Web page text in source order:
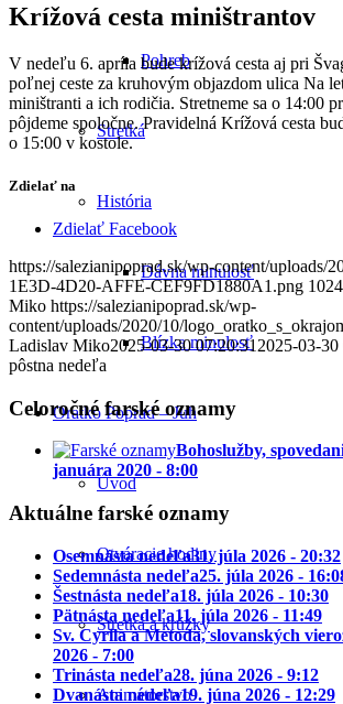
Pohreb
Stretká
História
Dávna minulosť
Blízka minulosť
Oratko Poprad – Juh
Úvod
Otváracie hodiny
Stretká a krúžky
Animátorstvo
Krížová cesta miništrantov
V nedeľu 6. apríla bude krížová cesta aj pri
poľnej ceste za kruhovým objazdom ulica Na
miništranti a ich rodičia. Stretneme sa o 14:00
pôjdeme spoločne. Pravidelná Krížová cesta
o 15:00 v kostole.
Zdielať na
Zdielať Facebook
https://salezianipoprad.sk/wp-content/uploads/
1E3D-4D20-AFFE-CEF9FD1880A1.png 1024
Miko https://salezianipoprad.sk/wp-
content/uploads/2020/10/
Ladislav Miko2025-03-30 07:20:31 2025-03-
pôstna nedeľa
Celoročné farské oznamy
Bohoslužby,
januára 2020 - 8:00
Aktuálne farské oznamy
Osemnásta nedeľa31. júla 2026 - 20:32
Sedemnásta nedeľa25. júla 2026 -
Šestnásta nedeľa18. júla 2026 - 10:30
Pätnásta nedeľa11. júla 2026 - 11:49
Sv. Cyrila a Metoda, slovanských
2026 - 7:00
Trinásta nedeľa28. júna 2026 - 9:12
Dvanásta nedeľa19. júna 2026 - 12:29